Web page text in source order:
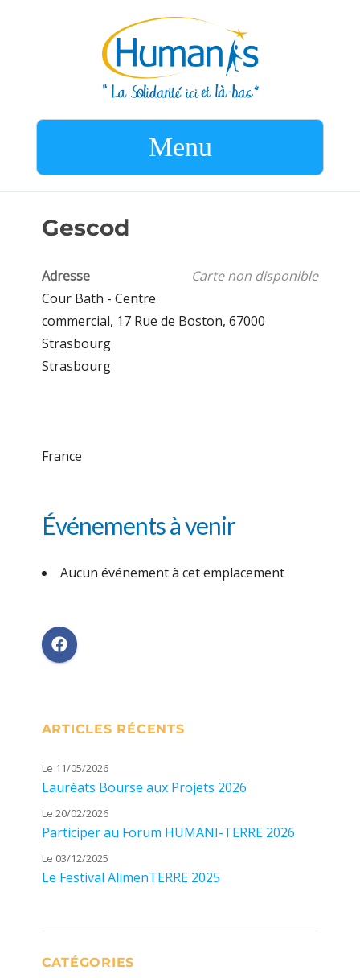
Menu
Gescod
Carte non disponible
Adresse
Cour Bath - Centre
commercial, 17 Rue de Boston, 67000
Strasbourg
Strasbourg
France
Événements à venir
Aucun événement à cet emplacement
ARTICLES RÉCENTS
Le 11/05/2026
Lauréats Bourse aux Projets 2026
Le 20/02/2026
Participer au Forum HUMANI-TERRE 2026
Le 03/12/2025
Le Festival AlimenTERRE 2025
CATÉGORIES